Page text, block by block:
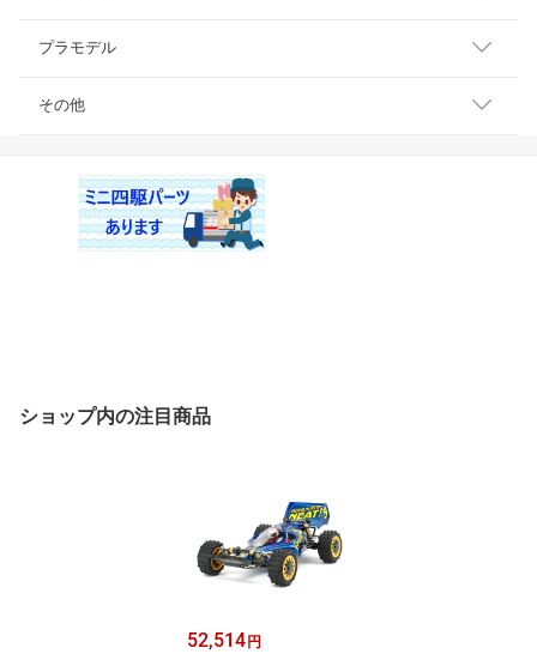
プラモデル
その他
ショップ内の注目商品
52,514円